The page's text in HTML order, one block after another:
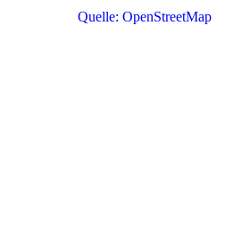
Quelle: OpenStreetMap